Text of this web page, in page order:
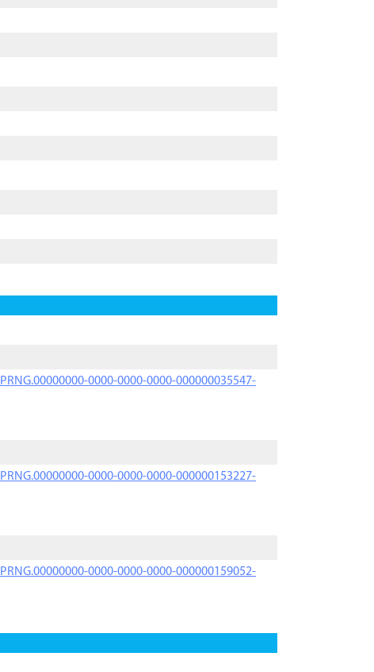
0000-0000-0000-000000035547-
0000-0000-0000-000000153227-
0000-0000-0000-000000159052-